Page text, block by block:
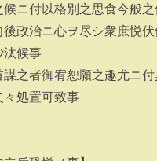
候ニ付以格別之思食今般
後政治ニ心ヲ尽シ衆庶悦
汰候事
謀之者御宥恕願之趣尤ニ
々処置可致事